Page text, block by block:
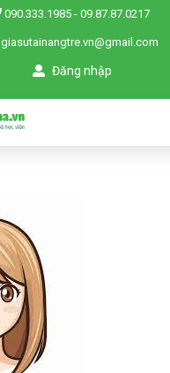
090.333.1985 - 09.87.87.0217
giasutainangtre.vn@gmail.com
Đăng nhập